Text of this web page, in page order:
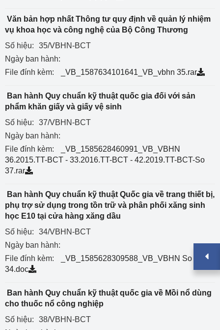
Văn bản hợp nhất Thông tư quy định về quản lý nhiệm
vụ khoa học và công nghệ của Bộ Công Thương
Số hiệu:
35/VBHN-BCT
Ngày ban hành:
File đính kèm:
_VB_1587634101641_VB_vbhn 35.rar
Ban hành Quy chuẩn kỹ thuật quốc gia đối với sản
phẩm khăn giấy và giấy vệ sinh
Số hiệu:
37/VBHN-BCT
Ngày ban hành:
File đính kèm:
_VB_1585628460991_VB_VBHN
36.2015.TT-BCT - 33.2016.TT-BCT - 42.2019.TT-BCT-So
37.rar
Ban hành Quy chuẩn kỹ thuật Quốc gia về trang thiết bị,
phụ trợ sử dụng trong tồn trữ và phân phối xăng sinh
học E10 tại cửa hàng xăng dầu
Số hiệu:
34/VBHN-BCT
Ngày ban hành:
File đính kèm:
_VB_1585628309588_VB_VBHN So
34.doc
Ban hành Quy chuẩn kỹ thuật quốc gia về Mồi nổ dùng
cho thuốc nổ công nghiệp
Số hiệu:
38/VBHN-BCT